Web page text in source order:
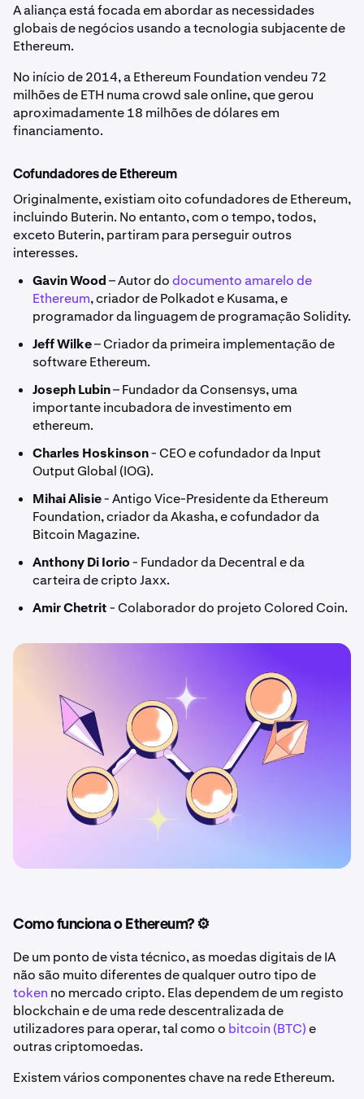
A aliança está focada em abordar as necessidades
globais de negócios usando a tecnologia subjacente de
Ethereum.
No início de 2014, a Ethereum Foundation vendeu 72
milhões de ETH numa crowd sale online, que gerou
aproximadamente 18 milhões de dólares em
financiamento.
Cofundadores de Ethereum
Originalmente, existiam oito cofundadores de Ethereum,
incluindo Buterin. No entanto, com o tempo, todos,
exceto Buterin, partiram para perseguir outros
interesses.
Gavin Wood– Autor dodocumento amarelo de
Ethereum, criador de Polkadot e Kusama, e
programador da linguagem de programação Solidity.
Jeff Wilke– Criador da primeira implementação de
software Ethereum.
Joseph Lubin– Fundador da Consensys, uma
importante incubadora de investimento em
ethereum.
Charles Hoskinson- CEO e cofundador da Input
Output Global (IOG).
Mihai Alisie- Antigo Vice-Presidente da Ethereum
Foundation, criador da Akasha, e cofundador da
Bitcoin Magazine.
Anthony Di Iorio- Fundador da Decentral e da
carteira de cripto Jaxx.
Amir Chetrit- Colaborador do projeto Colored Coin.
Como funciona o Ethereum? ⚙️
De um ponto de vista técnico, as moedas digitais de IA
não são muito diferentes de qualquer outro tipo de
token no mercado cripto. Elas dependem de um registo
blockchain e de uma rede descentralizada de
utilizadores para operar, tal como o bitcoin (BTC)e
outras criptomoedas.
Existem vários componentes chave na rede Ethereum.